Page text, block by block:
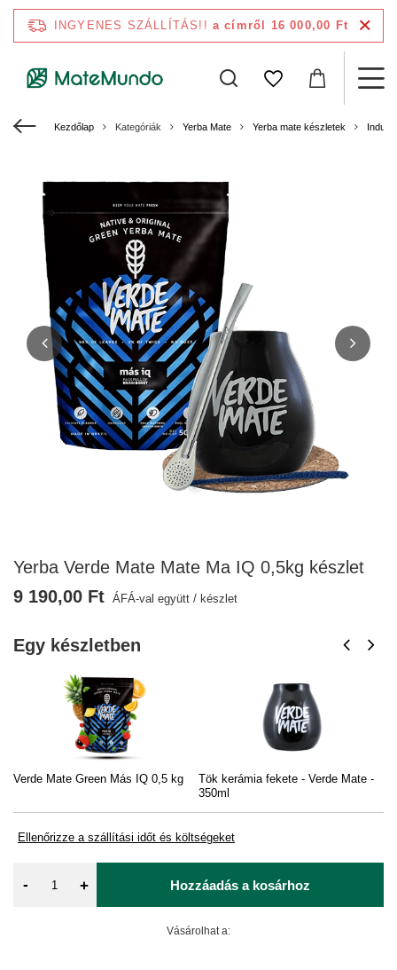
INGYENES SZÁLLÍTÁS!! a címről 16 000,00 Ft
Kezdőlap Kategóriák Yerba Mate Yerba mate készletek Induló
Yerba Verde Mate Mate Ma IQ 0,5kg készlet
Egy készletben
Verde Mate Green Más IQ 0,5 kg
Tök kerámia fekete - Verde Mate -
350ml
Ellenőrizze a szállítási időt és költségeket
9 190,00 Ft ÁFÁ-val együtt / készlet
- + Hozzáadás a kosárhoz
Vásárolhat a: